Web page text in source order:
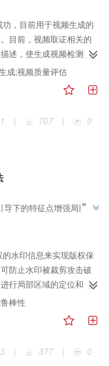
率和误定位率曲线反映
持较低误定位率的条件
结论本文所提的室内视
法，有助于研究人员对
景中的发展。数据集获
，目前用于视频生成的
目前，视频取证相关的
述，使生成视频检测的
模型可以生成通用场景
部分数据集不包含真实
，提出了包含文本到视
， I2V）两种方法的
用现有的文本到视频和
T2V视频生成中，使用
下载的高质量图像数据
量，使用目前先进的生
视频检测方法进行生成
频的通用场景生成视频
video dataset，
和AIGCBench提出了
基准使用了4种图像级
reconstruction
DIF（deep image
、X3D（expand
（multiscale vision
成的视频有较好的表
较好的指标。结论本文
成;视频质量评估
| 707 | 0
导下的特征点增强局部水
和不可感知性。
”
水印信息来实现版权保
防止水印被裁剪攻击破
行局部区域的定位和同
征点偏移，导致无法准
点稳定性对局部水印技
的特征点增强局部水印
入和特征点增强两种操
印不可感知性3种效果。
棒性
| 377 | 0